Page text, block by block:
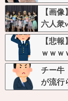
【画
六人衆
【悲
ｗｗｗ
チー牛
が流行